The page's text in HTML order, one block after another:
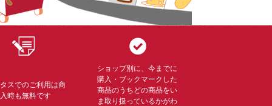
スでのご利用は商
時も無料です
ショップ別に、今までに
購入・ブックマークした
商品のうちどの商品をい
ま取り扱っているかがわ